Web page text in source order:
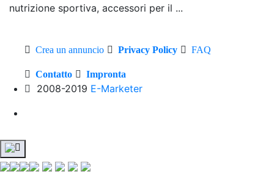
nutrizione sportiva, accessori per il ...
Crea un annuncio Privacy Policy FAQ
Contatto Impronta
2008-2019 E-Marketer